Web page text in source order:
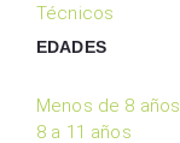
Técnicos
EDADES
Menos de 8 años
8 a 11 años